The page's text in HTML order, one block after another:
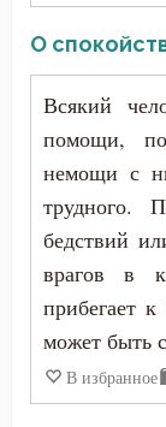
Воля
Воля Божия
Воплощение
Воскресение
Врач
Димитрий
Епифаний
Ерм
Ефрем
Зосима
О
Всякий
помощи,
немощи с
трудного.
бедствий
врагов в
прибегает
может быть
В избранное